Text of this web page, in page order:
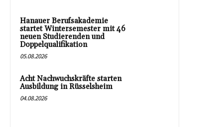
Hanauer Berufsakademie
startet Wintersemester mit 46
neuen Studierenden und
Doppelqualifikation
05.08.2026
Acht Nachwuchskräfte starten
Ausbildung in Rüsselsheim
04.08.2026